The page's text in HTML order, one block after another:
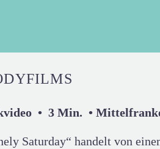
• 3 Min. •
Saturday“ handelt von